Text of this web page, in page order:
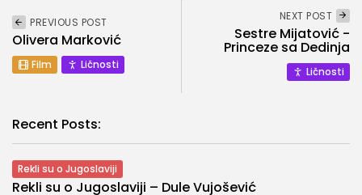
PREVIOUS POST
Olivera Marković
Film Ličnosti
NEXT POST
Sestre Mijatović -
Princeze sa Dedinja
Ličnosti
Recent Posts:
Rekli su o Jugoslaviji
Rekli su o Jugoslaviji – Dule Vujošević